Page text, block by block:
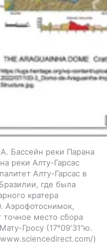
Бассейн реки Парана
реки Алту-Гарсас
Алту-Гарсас в
где была
кратера
Аэрофотоснимок,
точное место сбора
Гросу (17°09'31"ю.